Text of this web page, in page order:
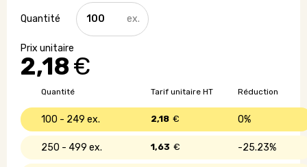
2,18€
quantité
de
Tote
en
coton
Quantité Réduction
Tarif unitaire HT
100 - 249 0%
2,18 €
250 - 499 25.23%
1,63 €